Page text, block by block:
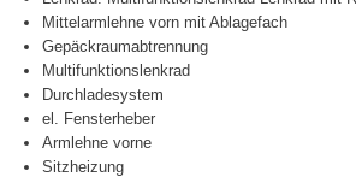
Mittelarmlehne vorn mit Ablagefach
Gepäckraumabtrennung
Multifunktionslenkrad
Durchladesystem
el. Fensterheber
Armlehne vorne
Sitzheizung